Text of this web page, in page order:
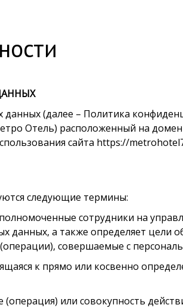
(далее – Политика
Отель) расположенный на
сайта https://
следующие термины:
сотрудники на
данных, а также определяет цели
совершаемые с
к прямо или косвенно
или совокупность